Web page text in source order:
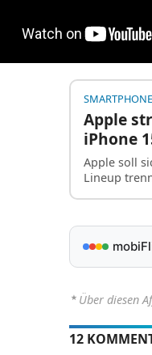
Apple
iPhone
Apple soll
Lineup
⋆ Über diesen
12